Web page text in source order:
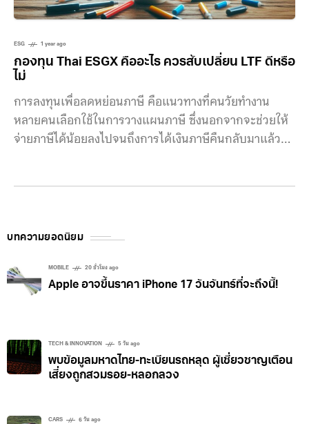
ESG 1 year ago
กองทุน Thai ESGX คืออะไร ควรสับเปลี่ยน LTF ดีหรือ
ไม่
การลงทุนเพื่อลดหย่อนภาษี คือแนวทางที่คนวัยทำงาน
หลายคนเลือกใช้ในการวางแผนภาษี ซึ่งนอกจากจะช่วยให้
จ่ายภาษีได้น้อยลงไปจนถึงการได้เงินภาษีคืนกลับมาแล้ว
มติอนุมัติมาตรการให้สิทธิประโยชน์ทางภาษีไปเมื่อวันที่ 11
หุ้นกลุ่มความยั่งยืน (ESG) เพิ่มเสถียรภาพให้กับตลาดหุ้น
ไทย และเพิ่มทางเลือกให้กับนักลงทุนที่ถือครอง LTF ไว้จน
บทความยอดนิยม
MOBILE 20 ชั่วโมง ago
Apple อาจขึ้นราคา iPhone 17 วันจันทร์ที่จะถึงนี้!
TECH & INNOVATION 5 วัน ago
พบข้อมูลมหาดไทย-ทะเบียนรถหลุด ผู้เชี่ยวชาญเตือน
เสี่ยงถูกสวมรอย-หลอกลวง
CARS 6 วัน ago